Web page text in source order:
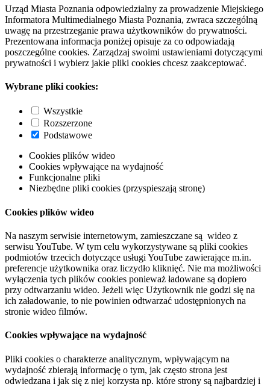
Urząd Miasta Poznania odpowiedzialny za prowadzenie Miejskiego
Informatora Multimedialnego Miasta Poznania, zwraca szczególną
uwagę na przestrzeganie prawa użytkowników do prywatności.
Prezentowana informacja poniżej opisuje za co odpowiadają
poszczególne cookies. Zarządzaj swoimi ustawieniami dotyczącymi
prywatności i wybierz jakie pliki cookies chcesz zaakceptować.
Wybrane pliki cookies:
Wszystkie
Rozszerzone
Podstawowe
Cookies plików wideo
Cookies wpływające na wydajność
Funkcjonalne pliki
Niezbędne pliki cookies (przyspieszają stronę)
Cookies plików wideo
Na naszym serwisie internetowym, zamieszczane są wideo z
serwisu YouTube. W tym celu wykorzystywane są pliki cookies
podmiotów trzecich dotyczące usługi YouTube zawierające m.in.
preferencje użytkownika oraz liczydło kliknięć. Nie ma możliwości
wyłączenia tych plików cookies ponieważ ładowane są dopiero
przy odtwarzaniu wideo. Jeżeli więc Użytkownik nie godzi się na
ich załadowanie, to nie powinien odtwarzać udostępnionych na
stronie wideo filmów.
Cookies wpływające na wydajność
Pliki cookies o charakterze analitycznym, wpływającym na
wydajność zbierają informację o tym, jak często strona jest
odwiedzana i jak się z niej korzysta np. które strony są najbardziej i